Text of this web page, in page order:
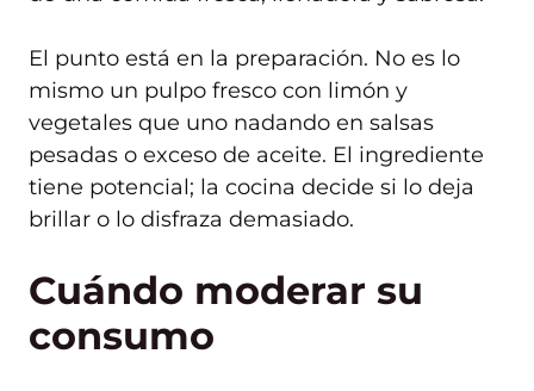
El punto está en la preparación. No es lo
mismo un pulpo fresco con limón y
vegetales que uno nadando en salsas
pesadas o exceso de aceite. El ingrediente
tiene potencial; la cocina decide si lo deja
brillar o lo disfraza demasiado.
Cuándo moderar su
consumo